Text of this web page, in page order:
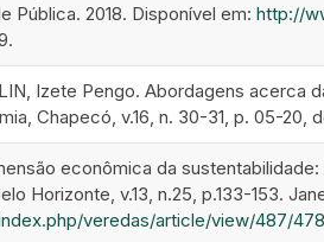
Pública. 2018. Disponível em: http://
Izete Pengo. Abordagens
Chapecó, v.16, n. 30-31, p. 05-20,
econômica da
Horizonte, v.13, n.25, p.133-153.
veredas/article/view/487/478